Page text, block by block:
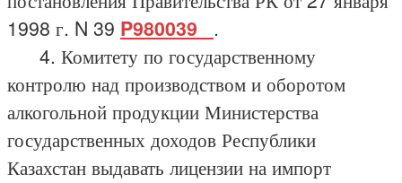
1998 г. N 39 P980039_ .
4. Комитету по государственному
контролю над производством и оборотом
алкогольной продукции Министерства
государственных доходов Республики
Казахстан выдавать лицензии на импорт